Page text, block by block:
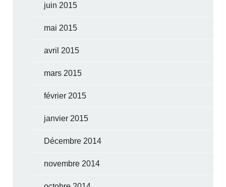
juin 2015
mai 2015
avril 2015
mars 2015
février 2015
janvier 2015
Décembre 2014
novembre 2014